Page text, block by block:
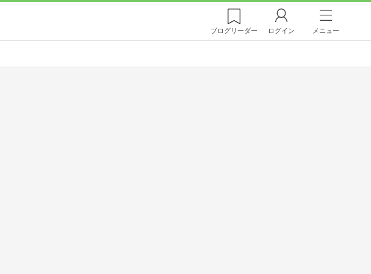
ブログリーダー ログイン メニュー